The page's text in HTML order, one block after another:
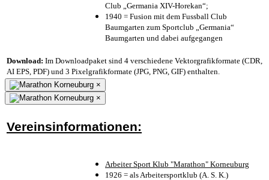
Club „Germania XIV-Horekan“;
1940 = Fusion mit dem Fussball Club
Baumgarten zum Sportclub „Germania“
Baumgarten und dabei aufgegangen
Download: Im Downloadpaket sind 4 verschiedene Vektorgrafikformate (CDR,
AI EPS, PDF) und 3 Pixelgrafikformate (JPG, PNG, GIF) enthalten.
×
×
Vereinsinformationen:
Arbeiter Sport Klub "Marathon" Korneuburg
1926 = als Arbeitersportklub (A. S. K.)